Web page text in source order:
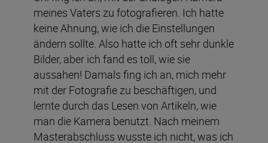
meines Vaters zu fotografieren. Ich hatte
keine Ahnung, wie ich die Einstellungen
ändern sollte. Also hatte ich oft sehr dunkle
Bilder, aber ich fand es toll, wie sie
aussahen! Damals fing ich an, mich mehr
mit der Fotografie zu beschäftigen, und
lernte durch das Lesen von Artikeln, wie
man die Kamera benutzt. Nach meinem
Masterabschluss wusste ich nicht, was ich